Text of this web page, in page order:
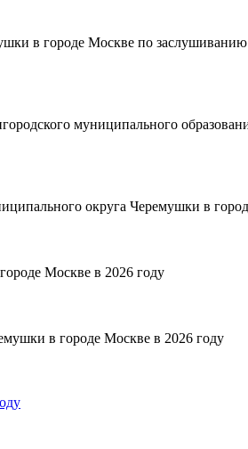
в городе Москве по
муниципального
округа Черемушки в
Москве в 2026 году
в городе Москве в 2026 году